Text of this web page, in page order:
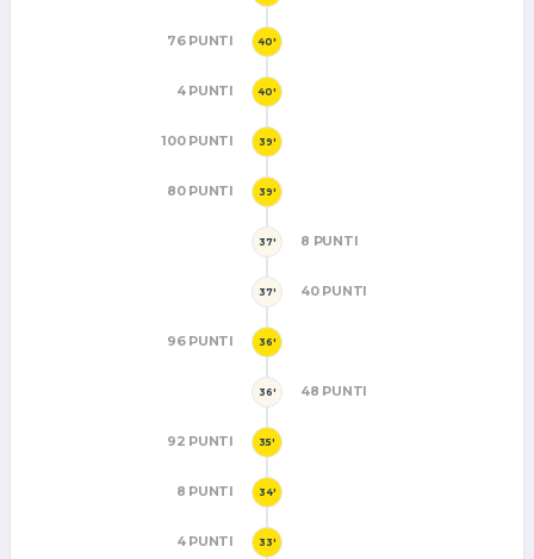
40'
76 PUNTI
40'
4 PUNTI
39'
100 PUNTI
39'
80 PUNTI
37' 8 PUNTI
37' 40 PUNTI
36'
96 PUNTI
36' 48 PUNTI
35'
92 PUNTI
34'
8 PUNTI
33'
4 PUNTI